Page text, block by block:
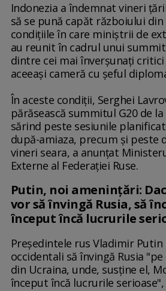
Indonezia a îndemnat vineri
să se pună capăt războiului
condiţiile în care miniştrii de
au reunit în cadrul unui
dintre cei mai înverşunaţi
aceeaşi cameră cu şeful
În aceste condiţii, Serghei
părăsească summitul G20 de
sărind peste sesiunile
după-amiaza, precum şi peste
vineri seara, a anunţat
Externe al Federaţiei Ruse.
Putin, noi amenințări:
vor să învingă Rusia, să
început încă lucrurile
Preşedintele rus Vladimir
occidentali să învingă Rusia
din Ucraina, unde, susţine el,
început încă lucrurile serioase",